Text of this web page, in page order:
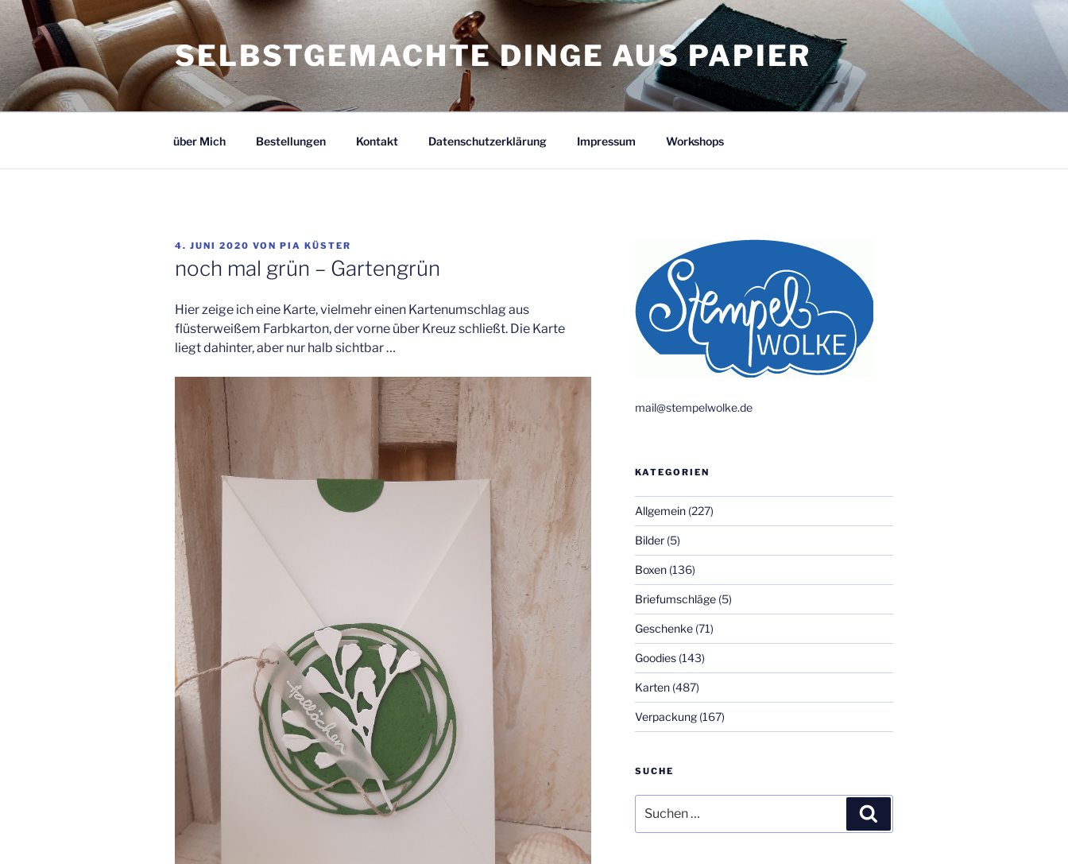
Zum
Inhalt
springen
SELBSTGEMACHTE DINGE AUS PAPIER
über Mich Bestellungen Kontakt Datenschutzerklärung Impressum Workshops
VERÖFFENTLICHT
4. JUNI 2020 VON PIA KÜSTER
noch mal grün – Gartengrün
Hier zeige ich eine Karte, vielmehr einen Kartenumschlag aus
flüsterweißem Farbkarton, der vorne über Kreuz schließt. Die Karte
liegt dahinter, aber nur halb sichtbar …
mail@stempelwolke.de
KATEGORIEN
Allgemein(227)
Bilder(5)
Boxen(136)
Briefumschläge(5)
Geschenke(71)
Goodies(143)
Karten(487)
Verpackung(167)
SUCHE
nach: